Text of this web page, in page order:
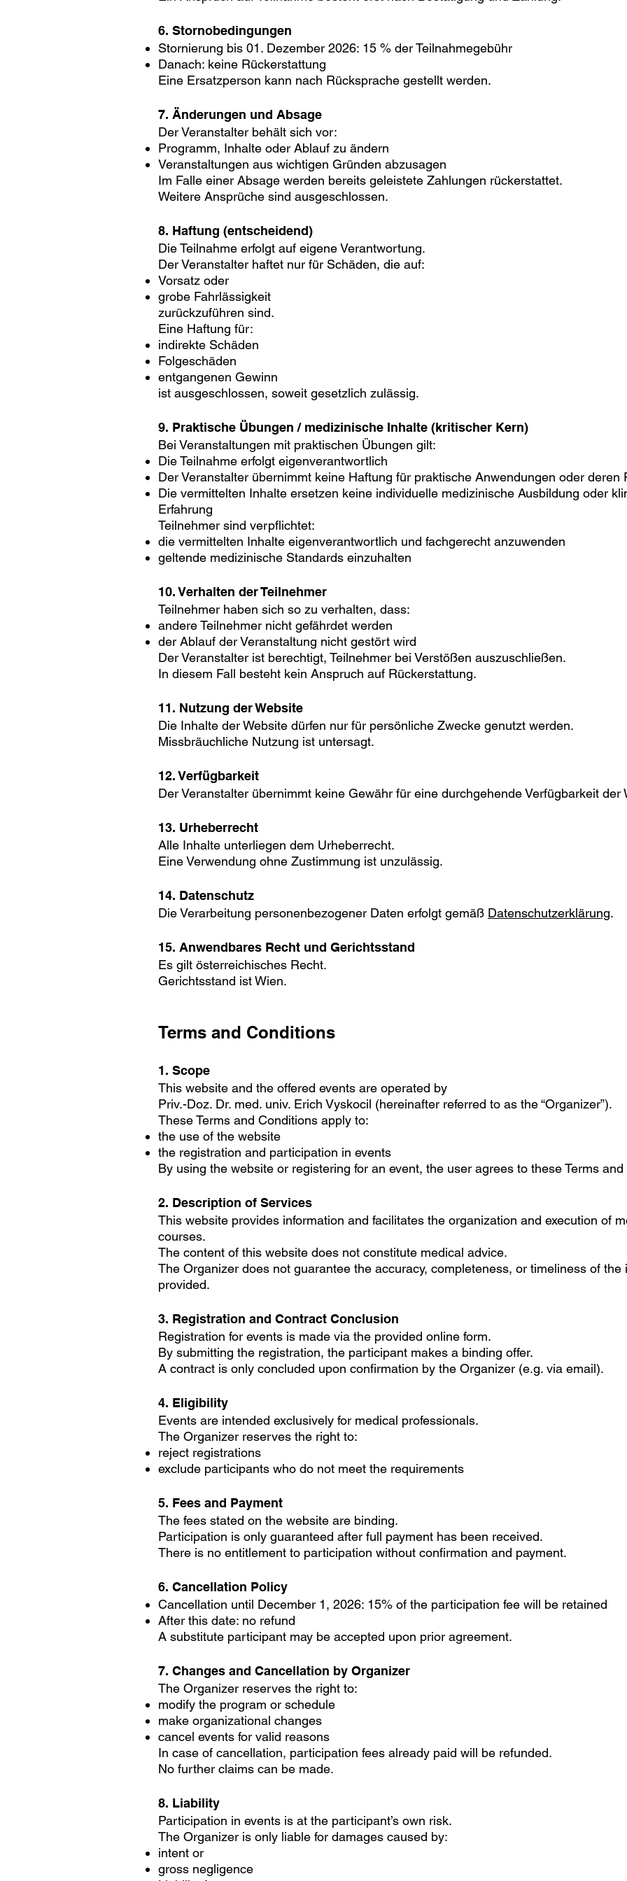
6. Stornobedingungen
Stornierung bis 01. Dezember 2026: 15 % der Teilnahmegebühr
Danach: keine Rückerstattung
Eine Ersatzperson kann nach Rücksprache gestellt werden.
7. Änderungen und Absage
Der Veranstalter behält sich vor:
Programm, Inhalte oder Ablauf zu ändern
Veranstaltungen aus wichtigen Gründen abzusagen
Im Falle einer Absage werden bereits geleistete Zahlungen rückerstattet.
Weitere Ansprüche sind ausgeschlossen.
8. Haftung (entscheidend)
Die Teilnahme erfolgt auf eigene Verantwortung.
Der Veranstalter haftet nur für Schäden, die auf:
Vorsatz oder
grobe Fahrlässigkeit
zurückzuführen sind.
Eine Haftung für:
indirekte Schäden
Folgeschäden
entgangenen Gewinn
ist ausgeschlossen, soweit gesetzlich zulässig.
9. Praktische Übungen / medizinische Inhalte (kritischer Kern)
Bei Veranstaltungen mit praktischen Übungen gilt:
Die Teilnahme erfolgt eigenverantwortlich
Der Veranstalter übernimmt keine Haftung für praktische Anwendungen oder deren
Die vermittelten Inhalte ersetzen keine individuelle medizinische Ausbildung oder
Erfahrung
Teilnehmer sind verpflichtet:
die vermittelten Inhalte eigenverantwortlich und fachgerecht anzuwenden
geltende medizinische Standards einzuhalten
10. Verhalten der Teilnehmer
Teilnehmer haben sich so zu verhalten, dass:
andere Teilnehmer nicht gefährdet werden
der Ablauf der Veranstaltung nicht gestört wird
Der Veranstalter ist berechtigt, Teilnehmer bei Verstößen auszuschließen.
In diesem Fall besteht kein Anspruch auf Rückerstattung.
11. Nutzung der Website
Die Inhalte der Website dürfen nur für persönliche Zwecke genutzt werden.
Missbräuchliche Nutzung ist untersagt.
12. Verfügbarkeit
Der Veranstalter übernimmt keine Gewähr für eine durchgehende Verfügbarkeit der
13. Urheberrecht
Alle Inhalte unterliegen dem Urheberrecht.
Eine Verwendung ohne Zustimmung ist unzulässig.
14. Datenschutz
Die Verarbeitung personenbezogener Daten erfolgt gemäß Datenschutzerklärung.
15. Anwendbares Recht und Gerichtsstand
Es gilt österreichisches Recht.
Gerichtsstand ist Wien.
Terms and Conditions
1. Scope
This website and the offered events are operated by
Priv.-Doz. Dr. med. univ. Erich Vyskocil (hereinafter referred to as the “Organizer”).
These Terms and Conditions apply to:
the use of the website
the registration and participation in events
By using the website or registering for an event, the user agrees to these Terms
2. Description of Services
This website provides information and facilitates the organization and execution of
courses.
The content of this website does not constitute medical advice.
The Organizer does not guarantee the accuracy, completeness, or timeliness of the
provided.
3. Registration and Contract Conclusion
Registration for events is made via the provided online form.
By submitting the registration, the participant makes a binding offer.
A contract is only concluded upon confirmation by the Organizer (e.g. via email).
4. Eligibility
Events are intended exclusively for medical professionals.
The Organizer reserves the right to:
reject registrations
exclude participants who do not meet the requirements
5. Fees and Payment
The fees stated on the website are binding.
Participation is only guaranteed after full payment has been received.
There is no entitlement to participation without confirmation and payment.
6. Cancellation Policy
Cancellation until December 1, 2026: 15% of the participation fee will be retained
After this date: no refund
A substitute participant may be accepted upon prior agreement.
7. Changes and Cancellation by Organizer
The Organizer reserves the right to:
modify the program or schedule
make organizational changes
cancel events for valid reasons
In case of cancellation, participation fees already paid will be refunded.
No further claims can be made.
8. Liability
Participation in events is at the participant’s own risk.
The Organizer is only liable for damages caused by:
intent or
gross negligence